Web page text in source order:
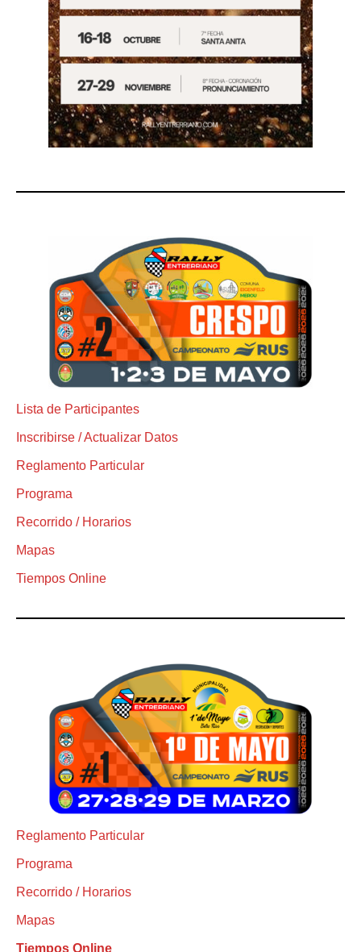
Lista de Participantes
Inscribirse / Actualizar Datos
Reglamento Particular
Programa
Recorrido / Horarios
Mapas
Tiempos Online
Reglamento Particular
Programa
Recorrido / Horarios
Mapas
Tiempos Online